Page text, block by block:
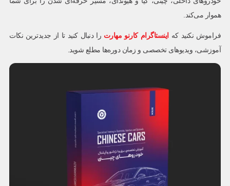
هموار می‌کند.
فراموش نکنید که اینستاگرام کارنو مهارت را دنبال کنید تا از جدیدترین نکات
آموزشی، ویدیوهای تخصصی و زمان دوره‌ها مطلع شوید.